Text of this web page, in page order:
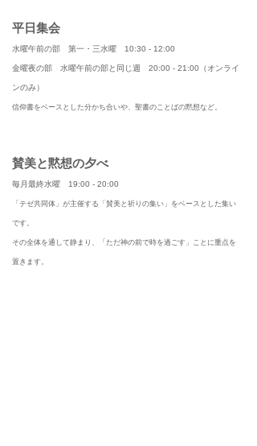
平日集会
水曜午前の部 第一・三水曜 10:30 - 12:00
金曜夜の部 水曜午前の部と同じ週 20:00 - 21:00（オンライ
ンのみ）
信仰書をベースとした分かち合いや、聖書のことばの黙想など。
賛美と黙想の夕べ
毎月最終水曜 19:00 - 20:00
「テゼ共同体」が主催する「賛美と祈りの集い」をベースとした集い
です。
その全体を通して静まり、「ただ神の前で時を過ごす」ことに重点を
置きます。